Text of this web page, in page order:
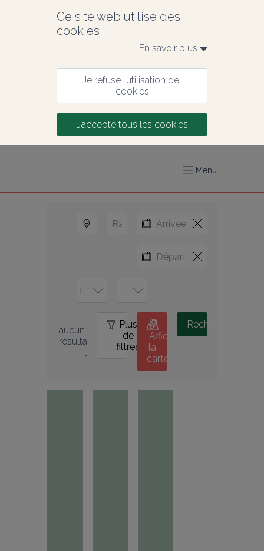
Ce site web utilise des
cookies
En savoir plus
Je refuse l’utilisation de
cookies
J’accepte tous les cookies
Menu
aucun
résulta
t
Plus
de
filtres
Afficher
la
carte
Rechercher